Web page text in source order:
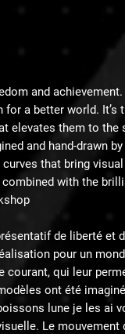
and
a better world. It’s
elevates them to the
and hand-drawn by
that bring
with the
de liberté et
pour un
courant, qui leur
ont été
lune je les ai
Le